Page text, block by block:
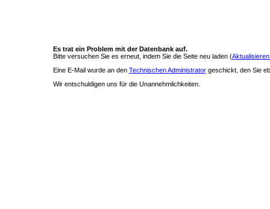
Es trat ein Problem mit der Datenbank auf.
Bitte versuchen Sie es erneut, indem Sie die Seite neu laden (
Eine E-Mail wurde an den Technischen Administrator geschickt, den Sie
Wir entschuldigen uns für die Unannehmlichkeiten.